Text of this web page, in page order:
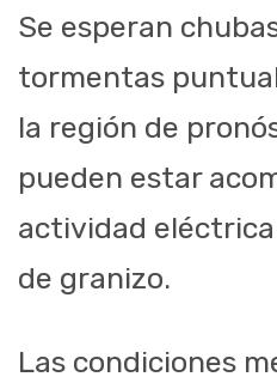
Se esperan
tormentas
la región de
pueden estar
actividad
de granizo.
Las condiciones